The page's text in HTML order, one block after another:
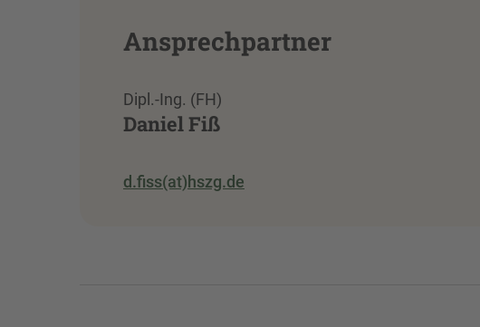
Ansprechpartner
Dipl.-Ing. (FH)
Daniel Fiß
d.fiss(at)hszg.de